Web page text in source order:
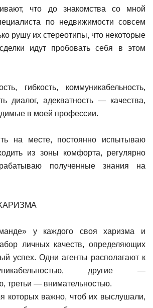
что до знакомства со мной
по недвижимости совсем
рушу их стереотипы, что некоторые
идут пробовать себя в этом
гибкость, коммуникабельность,
диалог, адекватность — качества,
в моей профессии.
на месте, постоянно испытываю
из зоны комфорта, регулярно
полученные знания на
у каждого своя харизма и
личных качеств, определяющих
успех. Одни агенты располагают к
другие —
третьи — внимательностью.
которых важно, чтоб их выслушали,